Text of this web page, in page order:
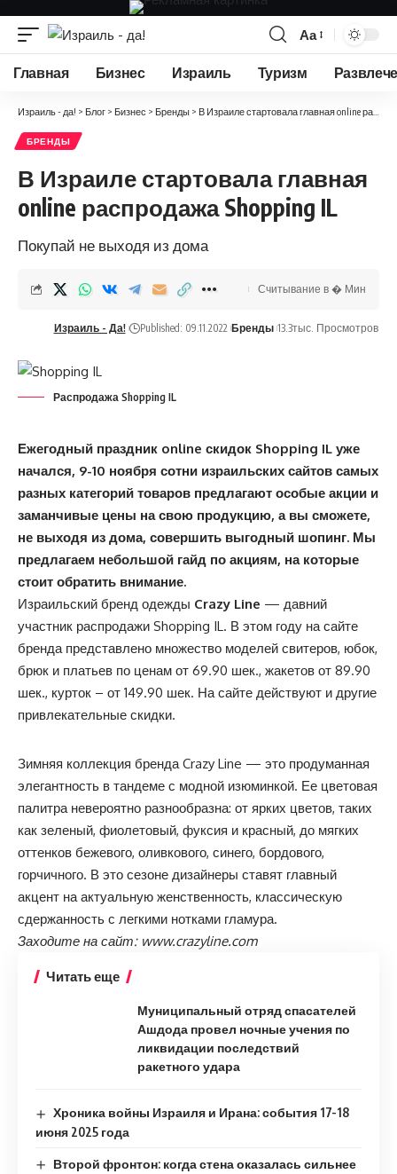
Изменение
размера
Аа
Главная Бизнес Израиль Туризм
Израиль - да! > Блог > Бизнес > Бренды > В Израиле стартовала главная online распродажа Shopping IL
БРЕНДЫ
В Израиле стартовала главная
online распродажа Shopping IL
Покупай не выходя из дома
Израиль - Да! Published: 09.11.2022 Бренды 13.3тыс. Просмотров
Считывание в � Мин
Распродажа Shopping IL
Ежегодный праздник online скидок Shopping IL уже
начался, 9-10 ноября сотни израильских сайтов самых
разных категорий товаров предлагают особые акции и
заманчивые цены на свою продукцию, а вы сможете,
не выходя из дома, совершить выгодный шопинг. Мы
предлагаем небольшой гайд по акциям, на которые
стоит обратить внимание.
Израильский бренд одежды Crazy Line — давний
участник распродажи Shopping IL. В этом году на сайте
бренда представлено множество моделей свитеров, юбок,
брюк и платьев по ценам от 69.90 шек., жакетов от 89.90
шек., курток – от 149.90 шек. На сайте действуют и другие
привлекательные скидки.
Зимняя коллекция бренда Crazy Line — это продуманная
элегантность в тандеме с модной изюминкой. Ее цветовая
палитра невероятно разнообразна: от ярких цветов, таких
как зеленый, фиолетовый, фуксия и красный, до мягких
оттенков бежевого, оливкового, синего, бордового,
горчичного. В это сезоне дизайнеры ставят главный
акцент на актуальную женственность, классическую
сдержанность с легкими нотками гламура.
Заходите на сайт: www.crazyline.com
Читать еще
Муниципальный отряд спасателей
Ашдода провел ночные учения по
ликвидации последствий
ракетного удара
Хроника войны Израиля и Ирана: события 17-18
июня 2025 года
Второй фронтон: когда стена оказалась сильнее